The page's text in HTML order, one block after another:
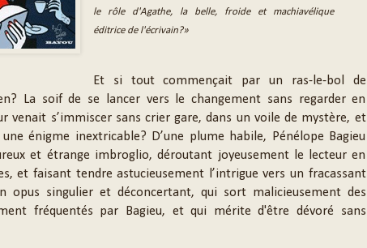
le rôle d'Agathe, la belle, froide et machiavélique
éditrice de l'écrivain?»
Et si tout commençait par un ras-le-bol de
La soif de se lancer vers le changement sans regarder en
venait s’immiscer sans crier gare, dans un voile de mystère, et
énigme inextricable? D’une plume habile, Pénélope Bagieu
et étrange imbroglio, déroutant joyeusement le lecteur en
et faisant tendre astucieusement l’intrigue vers un fracassant
opus singulier et déconcertant, qui sort malicieusement des
fréquentés par Bagieu, et qui mérite d'être dévoré sans